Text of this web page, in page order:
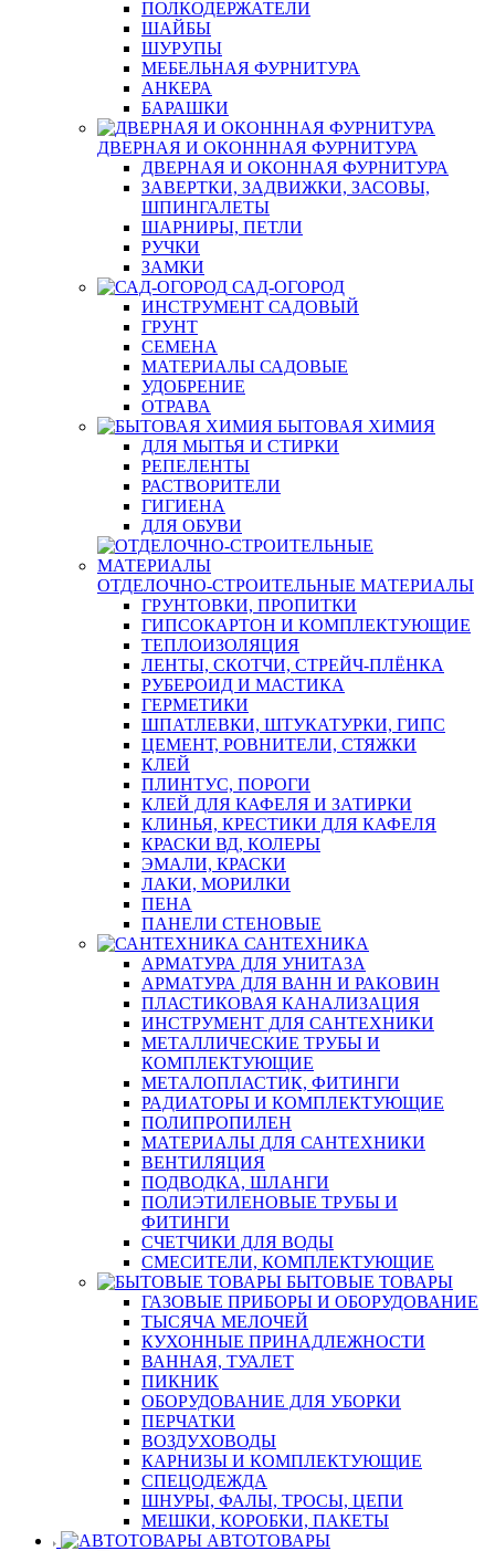
ПОЛКОДЕРЖАТЕЛИ
ШАЙБЫ
ШУРУПЫ
МЕБЕЛЬНАЯ ФУРНИТУРА
АНКЕРА
БАРАШКИ
ДВЕРНАЯ И ОКОНННАЯ ФУРНИТУРА
ДВЕРНАЯ И ОКОННАЯ ФУРНИТУРА
ЗАВЕРТКИ, ЗАДВИЖКИ, ЗАСОВЫ,
ШПИНГАЛЕТЫ
ШАРНИРЫ, ПЕТЛИ
РУЧКИ
ЗАМКИ
САД-ОГОРОД
ИНСТРУМЕНТ САДОВЫЙ
ГРУНТ
СЕМЕНА
МАТЕРИАЛЫ САДОВЫЕ
УДОБРЕНИЕ
ОТРАВА
БЫТОВАЯ ХИМИЯ
ДЛЯ МЫТЬЯ И СТИРКИ
РЕПЕЛЕНТЫ
РАСТВОРИТЕЛИ
ГИГИЕНА
ДЛЯ ОБУВИ
ОТДЕЛОЧНО-СТРОИТЕЛЬНЫЕ МАТЕРИАЛЫ
ГРУНТОВКИ, ПРОПИТКИ
ГИПСОКАРТОН И КОМПЛЕКТУЮЩИЕ
ТЕПЛОИЗОЛЯЦИЯ
ЛЕНТЫ, СКОТЧИ, СТРЕЙЧ-ПЛЁНКА
РУБЕРОИД И МАСТИКА
ГЕРМЕТИКИ
ШПАТЛЕВКИ, ШТУКАТУРКИ, ГИПС
ЦЕМЕНТ, РОВНИТЕЛИ, СТЯЖКИ
КЛЕЙ
ПЛИНТУС, ПОРОГИ
КЛЕЙ ДЛЯ КАФЕЛЯ И ЗАТИРКИ
КЛИНЬЯ, КРЕСТИКИ ДЛЯ КАФЕЛЯ
КРАСКИ ВД, КОЛЕРЫ
ЭМАЛИ, КРАСКИ
ЛАКИ, МОРИЛКИ
ПЕНА
ПАНЕЛИ СТЕНОВЫЕ
САНТЕХНИКА
АРМАТУРА ДЛЯ УНИТАЗА
АРМАТУРА ДЛЯ ВАНН И РАКОВИН
ПЛАСТИКОВАЯ КАНАЛИЗАЦИЯ
ИНСТРУМЕНТ ДЛЯ САНТЕХНИКИ
МЕТАЛЛИЧЕСКИЕ ТРУБЫ И
КОМПЛЕКТУЮЩИЕ
МЕТАЛОПЛАСТИК, ФИТИНГИ
РАДИАТОРЫ И КОМПЛЕКТУЮЩИЕ
ПОЛИПРОПИЛЕН
МАТЕРИАЛЫ ДЛЯ САНТЕХНИКИ
ВЕНТИЛЯЦИЯ
ПОДВОДКА, ШЛАНГИ
ПОЛИЭТИЛЕНОВЫЕ ТРУБЫ И
ФИТИНГИ
СЧЕТЧИКИ ДЛЯ ВОДЫ
СМЕСИТЕЛИ, КОМПЛЕКТУЮЩИЕ
БЫТОВЫЕ ТОВАРЫ
ГАЗОВЫЕ ПРИБОРЫ И ОБОРУДОВАНИЕ
ТЫСЯЧА МЕЛОЧЕЙ
КУХОННЫЕ ПРИНАДЛЕЖНОСТИ
ВАННАЯ, ТУАЛЕТ
ПИКНИК
ОБОРУДОВАНИЕ ДЛЯ УБОРКИ
ПЕРЧАТКИ
ВОЗДУХОВОДЫ
КАРНИЗЫ И КОМПЛЕКТУЮЩИЕ
СПЕЦОДЕЖДА
ШНУРЫ, ФАЛЫ, ТРОСЫ, ЦЕПИ
МЕШКИ, КОРОБКИ, ПАКЕТЫ
АВТОТОВАРЫ